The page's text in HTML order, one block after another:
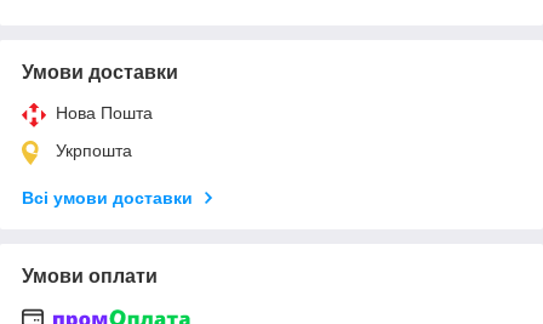
Умови доставки
Нова Пошта
Укрпошта
Всі умови доставки
Умови оплати